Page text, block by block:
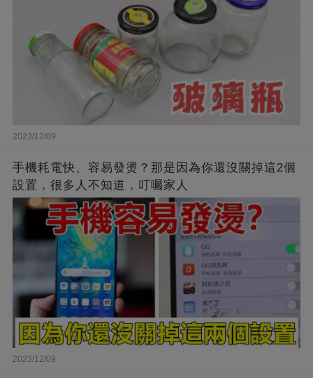
2023/12/09
手機耗電快、容易發燙？那是因為你還沒關掉這2個
設置，很多人不知道，叮囑家人
2023/12/09